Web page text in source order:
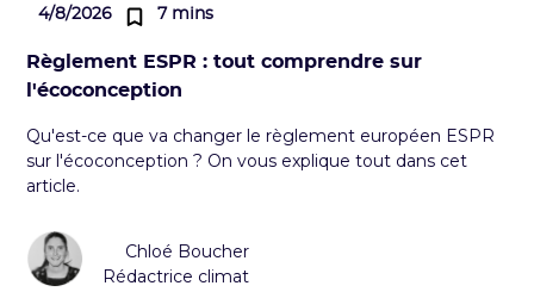
4/8/2026 7 mins
Règlement ESPR : tout comprendre sur
l'écoconception
Qu'est-ce que va changer le règlement européen ESPR
sur l'écoconception ? On vous explique tout dans cet
article.
Chloé Boucher
Rédactrice climat